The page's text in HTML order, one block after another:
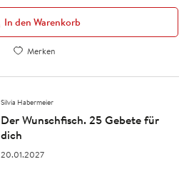
In den Warenkorb
Merken
Silvia Habermeier
Der Wunschfisch. 25 Gebete für
dich
20.01.2027